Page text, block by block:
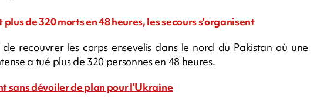
de 320 morts en 48 heures, les secours s'organisent
recouvrer les corps ensevelis dans le nord du Pakistan où une
a tué plus de 320 personnes en 48 heures.
sans dévoiler de plan pour l'Ukraine